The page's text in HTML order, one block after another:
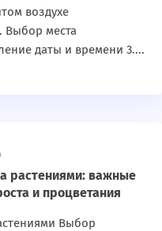
воздухе
Выбор места
даты и времени 3....
растениями: важные
и процветания
Выбор